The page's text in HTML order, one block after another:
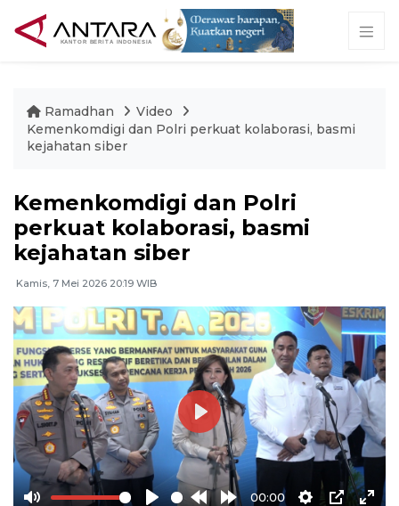
Ramadhan
Video
Kemenkomdigi dan Polri perkuat kolaborasi, basmi
kejahatan siber
Kemenkomdigi dan Polri
perkuat kolaborasi, basmi
kejahatan siber
Kamis, 7 Mei 2026 20:19 WIB
00:00
Play